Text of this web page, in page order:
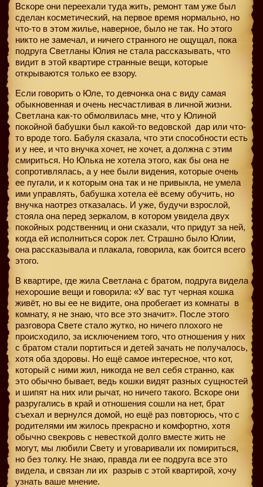
Вскоре они переехали туда жить, ремонт там уже был
сделан косметический, на первое время нормально, но
что-то в этом жилье, наверное, было не так. Но этого
никто не замечал, и ничего странного не ощущал, пока
подруга Светланы Юлия не стала рассказывать, что
видит в этой квартире странные вещи, которые
открываются только ее взору.
Если говорить о Юле, то девчонка она с виду самая
обыкновенная и очень несчастливая в личной жизни.
Светлана как-то обмолвилась мне, что у Юлиной
покойной бабушки был какой-то ведовской дар или что-
то вроде того. Бабуля сказала, что эти способности есть
и у нее, и что внучка хочет, не хочет, а должна с этим
смириться. Но Юлька не хотела этого, как бы она не
сопротивлялась, а у нее были видения, которые очень
ее пугали, и к которым она так и не привыкла, не умела
ими управлять, бабушка хотела её всему обучить, но
внучка наотрез отказалась. И уже, будучи взрослой,
стояла она перед зеркалом, в котором увидела двух
покойных родственниц и они сказали, что придут за ней,
когда ей исполниться сорок лет. Страшно было Юлии,
она рассказывала и плакала, говорила, как боится всего
этого.
В квартире, где жила Светлана с братом, подруга видела
нехорошие вещи и говорила: «У вас тут черная кошка
живёт, но вы ее не видите, она пробегает из комнаты в
комнату, я не знаю, что все это значит». После этого
разговора Свете стало жутко, но ничего плохого не
происходило, за исключением того, что отношения у них
с братом стали портиться и детей зачать не получалось,
хотя оба здоровы. Но ещё самое интересное, что кот,
который с ними жил, никогда не вел себя странно, как
это обычно бывает, ведь кошки видят разных сущностей
и шипят на них или рычат, но ничего такого. Вскоре они
разругались в край и отношения сошли на нет, брат
съехал и вернулся домой, но ещё раз повторюсь, что с
родителями им жилось прекрасно и комфортно, хотя
обычно свекровь с невесткой долго вместе жить не
могут, мы любили Свету и уговаривали их помириться,
но без толку. Не знаю, правда ли ее подруга все это
видела, и связан ли их разрыв с этой квартирой, хочу
узнать ваше мнение.